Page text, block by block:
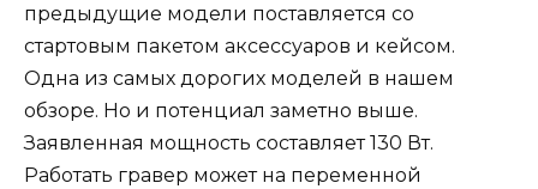
предыдущие модели поставляется со
стартовым пакетом аксессуаров и кейсом.
Одна из самых дорогих моделей в нашем
обзоре. Но и потенциал заметно выше.
Заявленная мощность составляет 130 Вт.
Работать гравер может на переменной